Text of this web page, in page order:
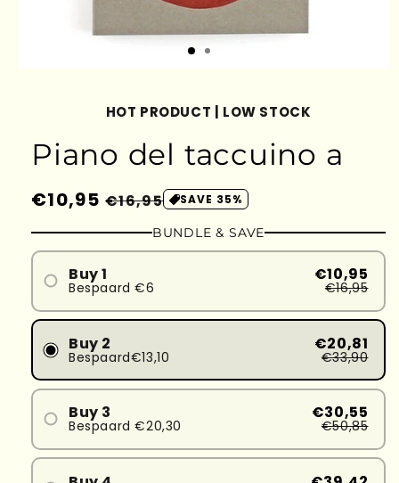
HOT PRODUCT | LOW STOCK
Piano del taccuino a
Prezzo
di
listino
€10,95 Prezzo
scontato
€16,95 SAVE 35%
BUNDLE & SAVE
Buy 1
Bespaard €6
€10,95
€16,95
Buy 2
Bespaard€13,10
€20,81
€33,90
Buy 3
Bespaard €20,30
€30,55
€50,85